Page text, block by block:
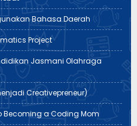
Bahasa Daerah
Project
Jasmani Olahraga
Creativepreneur)
Becoming a Coding Mom